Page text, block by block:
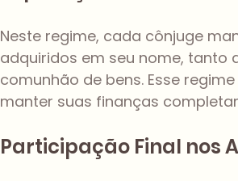
Neste regime, cada cônjuge
adquiridos em seu nome, tanto
comunhão de bens. Esse
manter suas finanças
Participação Final nos